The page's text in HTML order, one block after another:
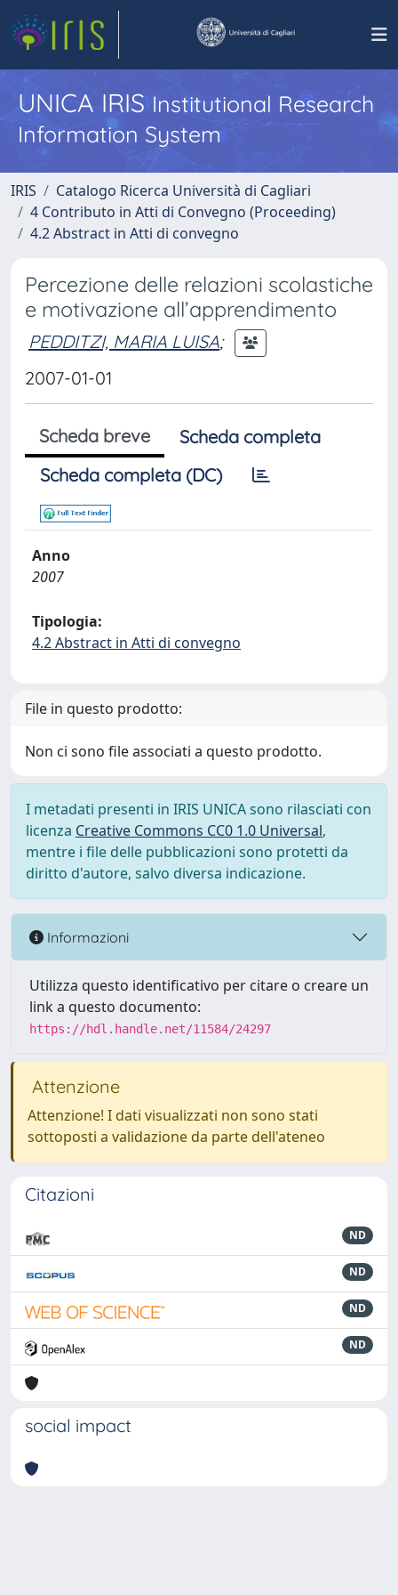
UNICA IRISInstitutional Research
Information System
IRIS
Catalogo Ricerca Università di Cagliari
4 Contributo in Atti di Convegno (Proceeding)
4.2 Abstract in Atti di convegno
Percezione delle relazioni scolastiche
e motivazione all’apprendimento
PEDDITZI, MARIA LUISA;
2007-01-01
Scheda breve
Scheda completa
Scheda completa (DC)
Anno
2007
Tipologia:
4.2 Abstract in Atti di convegno
File in questo prodotto:
Non ci sono file associati a questo prodotto.
I metadati presenti in IRIS UNICA sono rilasciati con
licenza Creative Commons CC0 1.0 Universal,
mentre i file delle pubblicazioni sono protetti da
diritto d'autore, salvo diversa indicazione.
Informazioni
Utilizza questo identificativo per citare o creare un
link a questo documento:
https://hdl.handle.net/11584/24297
Attenzione
Attenzione! I dati visualizzati non sono stati
sottoposti a validazione da parte dell'ateneo
Citazioni
ND
ND
ND
ND
social impact